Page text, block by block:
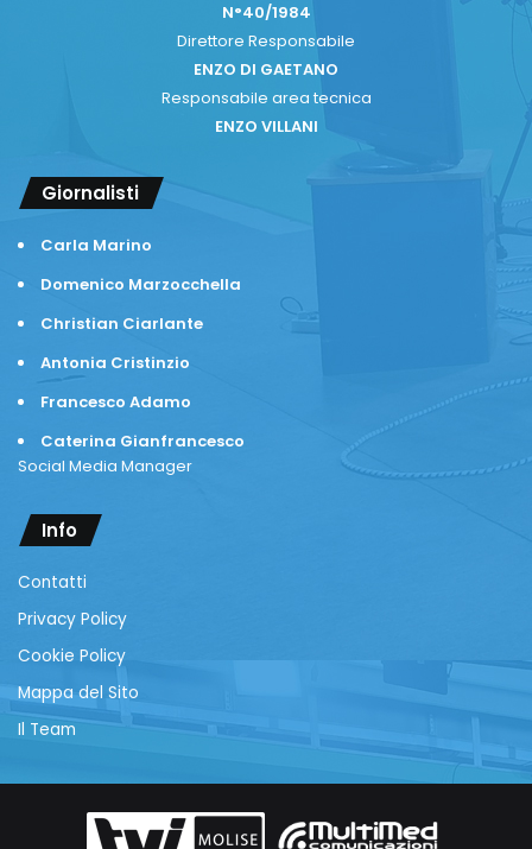
N°40/1984
Direttore Responsabile
ENZO DI GAETANO
Responsabile area tecnica
ENZO VILLANI
Giornalisti
Carla Marino
Domenico Marzocchella
Christian Ciarlante
Antonia Cristinzio
Francesco Adamo
Caterina Gianfrancesco
Social Media Manager
Info
Contatti
Privacy Policy
Cookie Policy
Mappa del Sito
Il Team